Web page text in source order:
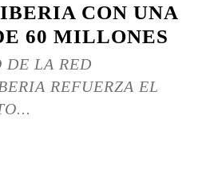
CON UNA
60 MILLONES
DE LA RED
REFUERZA EL